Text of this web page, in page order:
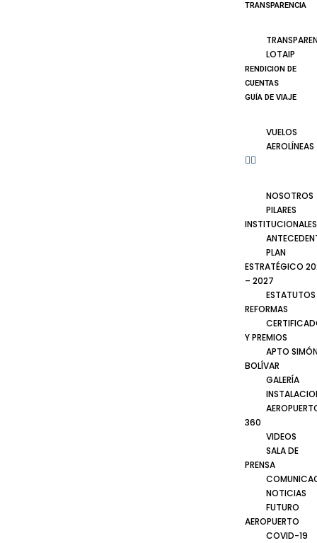
TRANSPARENCIA
LOTAIP
RENDICION DE
CUENTAS
GUÍA DE VIAJE
VUELOS
AEROLÍNEAS
NOSOTROS
PILARES
INSTITUCIONALES
PLAN
ESTRATÉGICO
– 2027
ESTATUTOS
REFORMAS
Y PREMIOS
APTO
BOLÍVAR
GALERÍA
360
VIDEOS
SALA DE
PRENSA
NOTICIAS
FUTURO
AEROPUERTO
COVID-19